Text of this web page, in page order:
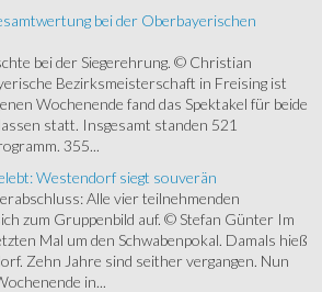
bei der Oberbayerischen
bei der Siegerehrung. © Christian
Bezirksmeisterschaft in Freising ist
Wochenende fand das Spektakel für beide
statt. Insgesamt standen 521
355...
Westendorf siegt souverän
Alle vier teilnehmenden
zum Gruppenbild auf. © Stefan Günter Im
Mal um den Schwabenpokal. Damals hieß
Zehn Jahre sind seither vergangen. Nun
in...